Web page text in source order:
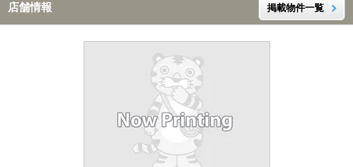
通勤通学時間から
物件特集から
不動産会社から
TOP
店舗情報 掲載物件一覧